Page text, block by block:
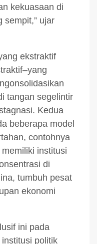
kekuasaan di
sempit,” ujar
ekstraktif
tangan segelintir
Kedua
beberapa model
contohnya
institusi
di
tumbuh pesat
ekonomi
ini pada
politik